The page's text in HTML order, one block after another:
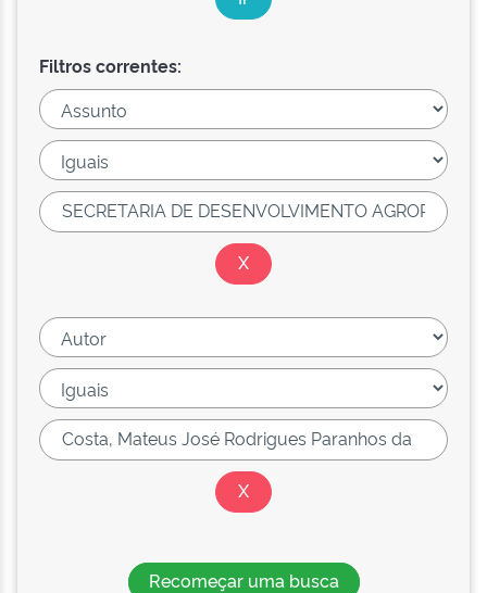
Filtros correntes:
Recomeçar uma busca